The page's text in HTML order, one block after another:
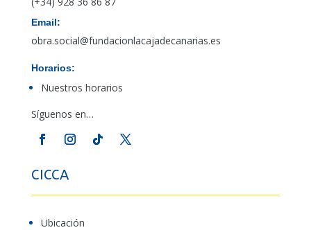
Email:
obra.social@fundacionlacajadecanarias.es
Horarios:
Nuestros horarios
Síguenos en…
CICCA
Ubicación